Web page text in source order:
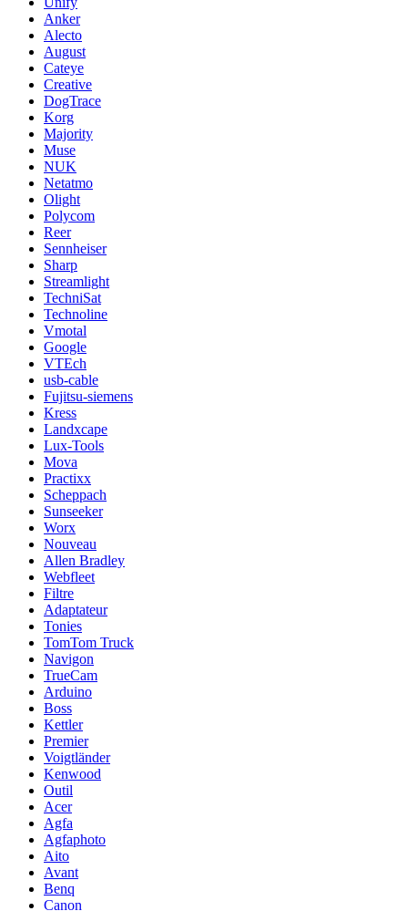
Anker
Alecto
August
Cateye
Creative
DogTrace
Korg
Majority
Muse
NUK
Netatmo
Olight
Polycom
Reer
Sennheiser
Sharp
Streamlight
TechniSat
Technoline
Vmotal
Google
VTEch
usb-cable
Fujitsu-siemens
Kress
Landxcape
Lux-Tools
Mova
Practixx
Scheppach
Sunseeker
Worx
Nouveau
Allen Bradley
Webfleet
Filtre
Adaptateur
Tonies
TomTom Truck
Navigon
TrueCam
Arduino
Boss
Kettler
Premier
Voigtländer
Kenwood
Outil
Acer
Agfa
Agfaphoto
Aito
Avant
Benq
Canon